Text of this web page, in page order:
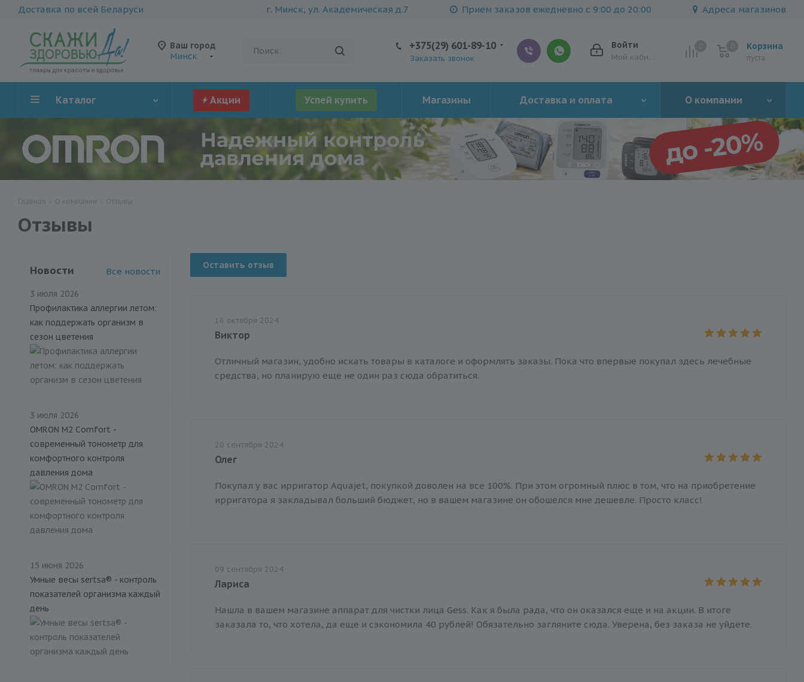
Доставка по всей Беларуси г. Минск, ул. Академическая д.7 Прием заказов ежедневно с 9:00 до 20:00 Адреса магазинов
Ваш город
Минск
Корзина
пуста
Войти
Мой кабинет
+375(29) 601-89-10
Заказать звонок
Каталог Акции Успей купить Магазины Доставка и оплата О компании
Отзывы
Оставить отзыв
18 октября 2024
Виктор
Отличный магазин, удобно искать товары в каталоге и оформлять заказы. Пока что впервые покупал здесь лечебные
средства, но планирую еще не один раз сюда обратиться.
20 сентября 2024
Олег
Покупал у вас ирригатор Aquajet, покупкой доволен на все 100%. При этом огромный плюс в том, что на приобретение
ирригатора я закладывал больший бюджет, но в вашем магазине он обошелся мне дешевле. Просто класс!
09 сентября 2024
Лариса
Нашла в вашем магазине аппарат для чистки лица Gess. Как я была рада, что он оказался еще и на акции. В итоге
заказала то, что хотела, да еще и сэкономила 40 рублей! Обязательно загляните сюда. Уверена, без заказа не уйдете.
Новости Все новости
3 июля 2026
Профилактика аллергии летом:
как поддержать организм в
сезон цветения
3 июля 2026
OMRON M2 Comfort -
современный тонометр для
комфортного контроля
давления дома
15 июня 2026
Умные весы sertsa® - контроль
показателей организма каждый
день